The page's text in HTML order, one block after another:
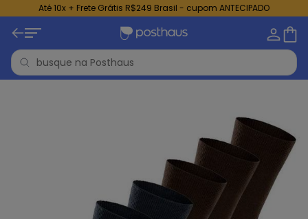
Até 10x + Frete Grátis R$249 Brasil - cupom ANTECIPADO